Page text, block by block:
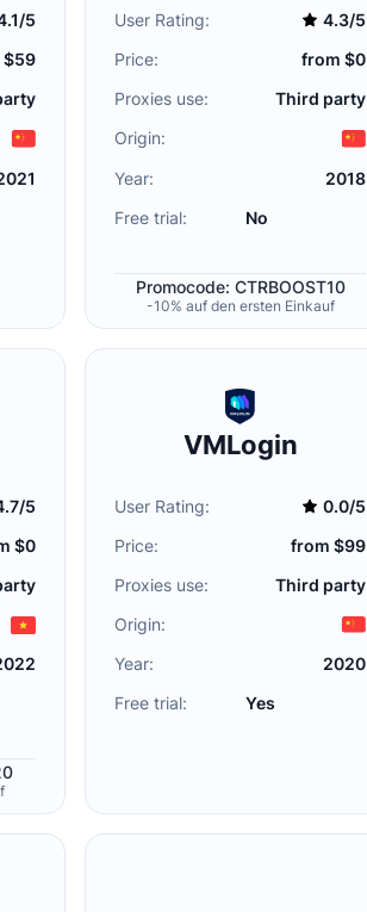
5
$59
User Rating:
4.3/5
Price:
from $0
Proxies use:
Third party
Origin:
Year:
2018
Free trial:
No
Promocode: CTRBOOST10
-10% auf den ersten Einkauf
5
$0
VMLogin
User Rating:
0.0/5
Price:
from $99
Proxies use:
Third party
Origin:
Year:
2020
Free trial:
Yes